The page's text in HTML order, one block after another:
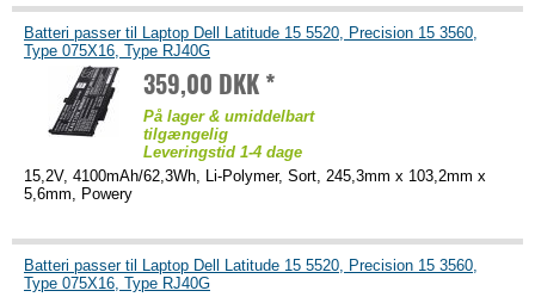
Batteri passer til Laptop Dell Latitude 15 5520, Precision 15 3560,
Type 075X16, Type RJ40G
359,00 DKK *
På lager & umiddelbart
tilgængelig
Leveringstid 1-4 dage
15,2V, 4100mAh/62,3Wh, Li-Polymer, Sort, 245,3mm x 103,2mm x
5,6mm, Powery
Batteri passer til Laptop Dell Latitude 15 5520, Precision 15 3560,
Type 075X16, Type RJ40G